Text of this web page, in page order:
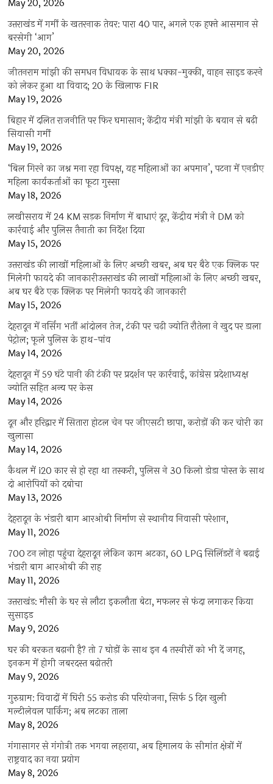
May 20, 2026
उत्तराखंड में गर्मी के खतरनाक तेवर: पारा 40 पार, अगले एक हफ्ते आसमान से
बरसेगी ‘आग’
May 20, 2026
जीतनराम मांझी की समधन विधायक के साथ धक्का-मुक्की, वाहन साइड करने
को लेकर हुआ था विवाद; 20 के खिलाफ FIR
May 19, 2026
बिहार में दलित राजनीति पर फिर घमासान; केंद्रीय मंत्री मांझी के बयान से बढ़ी
सियासी गर्मी
May 19, 2026
‘बिल गिरने का जश्न मना रहा विपक्ष, यह महिलाओं का अपमान’, पटना में एनडीए
महिला कार्यकर्ताओं का फूटा गुस्सा
May 18, 2026
लखीसराय में 24 KM सड़क निर्माण में बाधाएं दूर, केंद्रीय मंत्री ने DM को
कार्रवाई और पुलिस तैनाती का निर्देश दिया
May 15, 2026
उत्तराखंड की लाखों महिलाओं के लिए अच्छी खबर, अब घर बैठे एक क्लिक पर
मिलेगी फायदे की जानकारीउत्तराखंड की लाखों महिलाओं के लिए अच्छी खबर,
अब घर बैठे एक क्लिक पर मिलेगी फायदे की जानकारी
May 15, 2026
देहरादून में नर्सिंग भर्ती आंदोलन तेज, टंकी पर चढ़ी ज्योति रौतेला ने खुद पर डाला
पेट्रोल; फूले पुलिस के हाथ-पांव
May 14, 2026
देहरादून में 59 घंटे पानी की टंकी पर प्रदर्शन पर कार्रवाई, कांग्रेस प्रदेशाध्यक्ष
ज्योति सहित अन्य पर केस
May 14, 2026
दून और हरिद्वार में सितारा होटल चेन पर जीएसटी छापा, करोड़ों की कर चोरी का
खुलासा
May 14, 2026
कैथल में i20 कार से हो रहा था तस्करी, पुलिस ने 30 किलो डोडा पोस्त के साथ
दो आरोपियों को दबोचा
May 13, 2026
देहरादून के भंडारी बाग आरओबी निर्माण से स्थानीय निवासी परेशान,
May 11, 2026
700 टन लोहा पहुंचा देहरादून लेकिन काम अटका, 60 LPG सिलिंडरों ने बढ़ाई
भंडारी बाग आरओबी की राह
May 11, 2026
उत्तराखंड: मौसी के घर से लौटा इकलौता बेटा, मफलर से फंदा लगाकर किया
सुसाइड
May 9, 2026
घर की बरकत बढ़ानी है? तो 7 घोड़ों के साथ इन 4 तस्वीरों को भी दें जगह,
इनकम में होगी जबरदस्त बढ़ोतरी
May 9, 2026
गुरुग्राम: विवादों में घिरी 55 करोड़ की परियोजना, सिर्फ 5 दिन खुली
मल्टीलेवल पार्किंग; अब लटका ताला
May 8, 2026
गंगासागर से गंगोत्री तक भगवा लहराया, अब हिमालय के सीमांत क्षेत्रों में
राष्ट्रवाद का नया प्रयोग
May 8, 2026